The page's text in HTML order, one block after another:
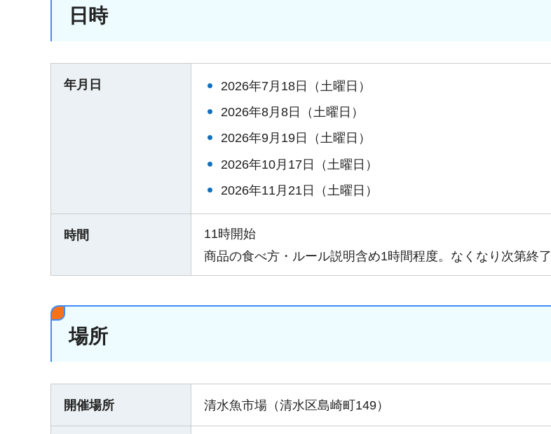
日時
年月日
2026年7月18日（土曜日）
2026年8月8日（土曜日）
2026年9月19日（土曜日）
2026年10月17日（土曜日）
2026年11月21日（土曜日）
時間
11時開始
商品の食べ方・ルール説明含め1時間程度。なくなり次第終了
場所
開催場所 清水魚市場（清水区島崎町149）